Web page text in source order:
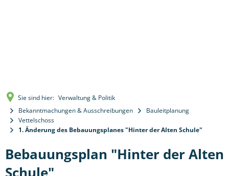
Sie sind hier: Verwaltung & Politik
Bekanntmachungen & Ausschreibungen
Bauleitplanung
Vettelschoss
1. Änderung des Bebauungsplanes "Hinter der Alten Schule"
Bebauungsplan "Hinter der Alten